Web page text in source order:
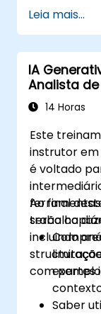
Cliente para
por um
comuns.
Leia mais...
IA
Analista
14 Horas
Este
instrutor em
é voltado
trabalho
incluindo
com partes
Ao final
serão
Saber